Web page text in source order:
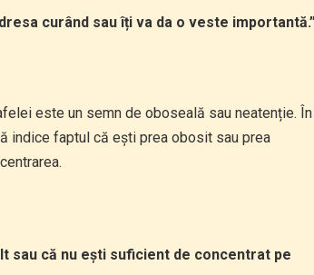
curând sau îți va da o veste
este un semn de oboseală sau neatenție. În
indice faptul că ești prea obosit sau prea
sau că nu ești suficient de concentrat pe